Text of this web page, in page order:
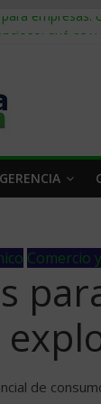
empresas:
en la
de EE.
Comercio
de